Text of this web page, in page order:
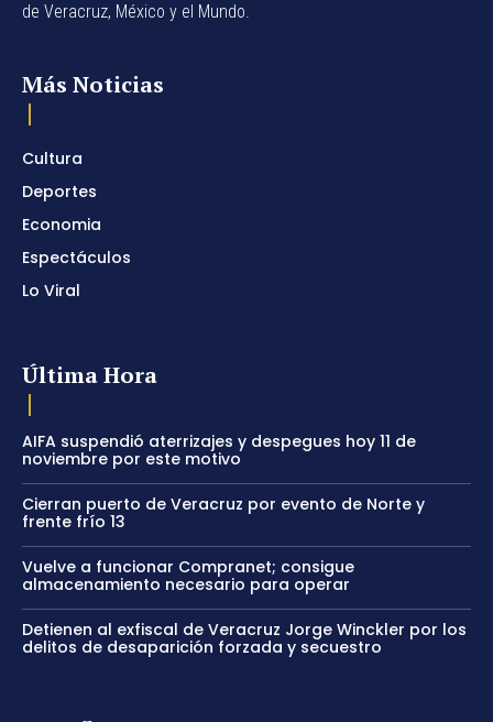
de Veracruz, México y el Mundo.
Más Noticias
Cultura
Deportes
Economia
Espectáculos
Lo Viral
Última Hora
AIFA suspendió aterrizajes y despegues hoy 11 de
noviembre por este motivo
Cierran puerto de Veracruz por evento de Norte y
frente frío 13
Vuelve a funcionar Compranet; consigue
almacenamiento necesario para operar
Detienen al exfiscal de Veracruz Jorge Winckler por los
delitos de desaparición forzada y secuestro